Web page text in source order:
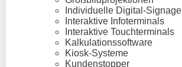
Individuelle Digital-
Interaktive Infoterminals
Interaktive Touchterminals
Kalkulationssoftware
Kiosk-Systeme
Kundenstopper